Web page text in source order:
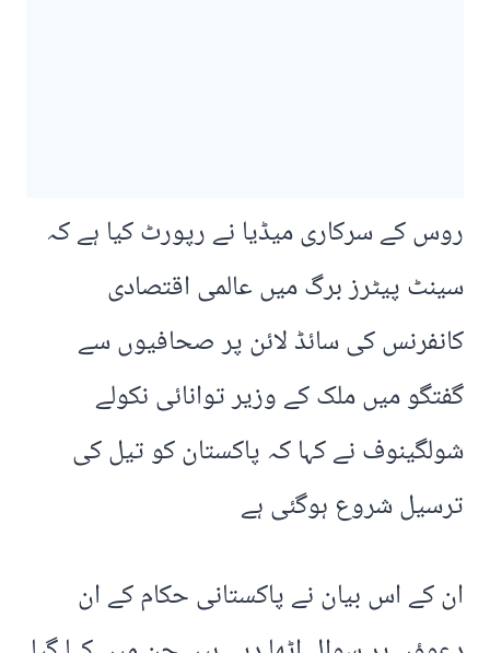
روس کے سرکاری میڈیا نے رپورٹ کیا ہے کہ
سینٹ پیٹرز برگ میں عالمی اقتصادی
کانفرنس کی سائڈ لائن پر صحافیوں سے
گفتگو میں ملک کے وزیر توانائی نکولے
شولگینوف نے کہا کہ پاکستان کو تیل کی
ترسیل شروع ہوگئی ہے
ان کے اس بیان نے پاکستانی حکام کے ان